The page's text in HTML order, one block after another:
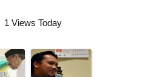
1 Views Today